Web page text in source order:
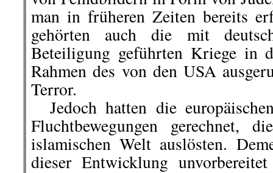
man in früheren Zeiten bereits
gehörten auch die mit
Beteiligung geführten Kriege in
Rahmen des von den USA
Terror.
Jedoch hatten die
Fluchtbewegungen gerechnet,
islamischen Welt auslösten.
dieser Entwicklung